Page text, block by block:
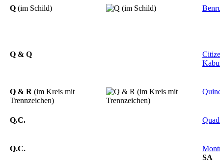
Q (im Schild)
Q & Q
Q & R (im Kreis mit
Trennzeichen)
Q.C.
Q.C.
SA